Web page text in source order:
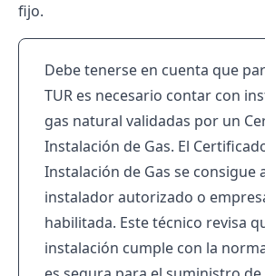
fijo.
Debe tenerse en cuenta que
TUR es necesario contar con
gas natural validadas por un
Instalación de Gas. El
Instalación de Gas se consigue
instalador autorizado o
habilitada. Este técnico revisa
instalación cumple con la